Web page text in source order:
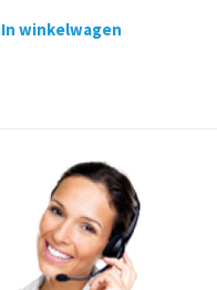
In winkelwagen